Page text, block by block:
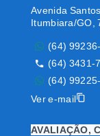
Avenida
Itumbiara/GO,
(64)
(64) 3431-
(64)
Ver e-mail
AVALIAÇÃO,